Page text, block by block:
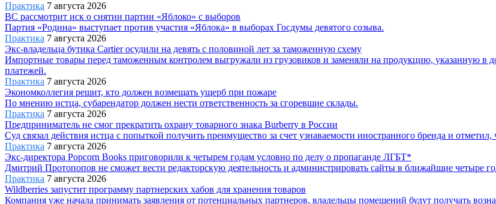
Практика 7 августа 2026
ВС рассмотрит иск о снятии партии «Яблоко» с выборов
Партия «Родина» выступает против участия «Яблока» в выборах Госдумы девятого созыва.
Практика 7 августа 2026
Экс-владельца бутика Cartier осудили на девять с половиной лет за таможенную схему
Импортные товары перед таможенным контролем выгружали из грузовиков и заменяли на продукцию, указанную в
платежей.
Практика 7 августа 2026
Экономколлегия решит, кто должен возмещать ущерб при пожаре
По мнению истца, субарендатор должен нести ответственность за сгоревшие склады.
Практика 7 августа 2026
Предприниматель не смог прекратить охрану товарного знака Burberry в России
Суд связал действия истца с попыткой получить преимущество за счет узнаваемости иностранного бренда и
Практика 7 августа 2026
Экс-директора Popcorn Books приговорили к четырем годам условно по делу о пропаганде ЛГБТ*
Дмитрий Протопопов не сможет вести редакторскую деятельность и администрировать сайты в ближайшие четыре
Практика 7 августа 2026
Wildberries запустит программу партнерских хабов для хранения товаров
Компания уже начала принимать заявления от потенциальных партнеров, владельцы помещений будут получать